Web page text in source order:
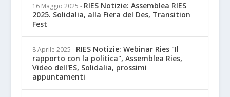
16 Maggio 2025 - RIES Notizie: Assemblea RIES
2025. Solidalia, alla Fiera del Des, Transition
Fest
8 Aprile 2025 - RIES Notizie: Webinar Ries "Il
rapporto con la politica", Assemblea Ries,
Video dell'ES, Solidalia, prossimi
appuntamenti